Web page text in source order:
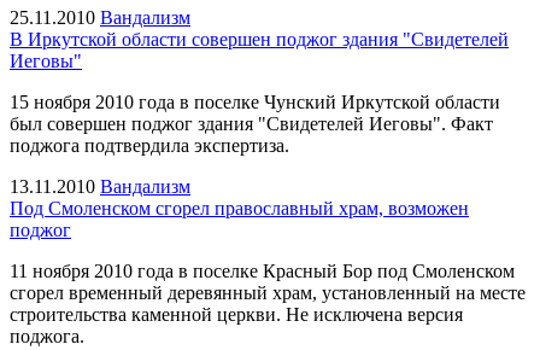
25.11.2010 Вандализм
В Иркутской области совершен поджог здания "Свидетелей
Иеговы"
15 ноября 2010 года в поселке Чунский Иркутской области
был совершен поджог здания "Свидетелей Иеговы". Факт
поджога подтвердила экспертиза.
13.11.2010 Вандализм
Под Смоленском сгорел православный храм, возможен
поджог
11 ноября 2010 года в поселке Красный Бор под Смоленском
сгорел временный деревянный храм, установленный на месте
строительства каменной церкви. Не исключена версия
поджога.